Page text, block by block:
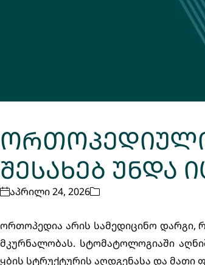
შესახებ უნდა
აპრილი 24, 2026
ორთოპედია არის სამედიცინო დარგი,
მკურნალობას. სტომატოლოგიაში
ყბის სტრუქტურის აღდგენასა და მათი